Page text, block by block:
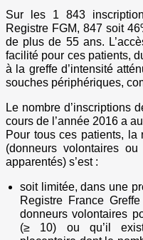
Sur les 1 843
Registre FGM, 847 soit
de plus de 55 ans.
facilité pour ces patients,
à la greffe d’intensité
souches périphériques,
Le nombre d’inscriptions
cours de l’année 2016 a
Pour tous ces patients, la
(donneurs volontaires
apparentés) s’est :
soit limitée, dans une
Registre France
donneurs volontaires
(≥ 10) ou qu’il